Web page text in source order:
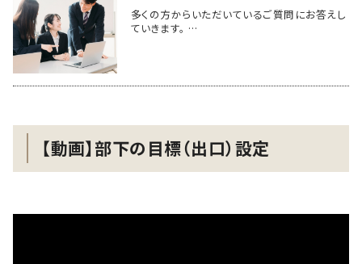
多くの方からいただいているご質問にお答えし
ていきます。 …
【動画】部下の目標（出口）設定